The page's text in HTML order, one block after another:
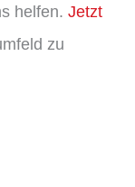
helfen. Jetzt
zu